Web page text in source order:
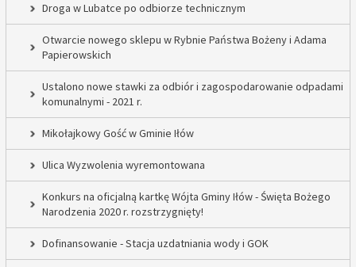
Droga w Lubatce po odbiorze technicznym
Otwarcie nowego sklepu w Rybnie Państwa Bożeny i Adama
Papierowskich
Ustalono nowe stawki za odbiór i zagospodarowanie odpadami
komunalnymi - 2021 r.
Mikołajkowy Gość w Gminie Iłów
Ulica Wyzwolenia wyremontowana
Konkurs na oficjalną kartkę Wójta Gminy Iłów - Święta Bożego
Narodzenia 2020 r. rozstrzygnięty!
Dofinansowanie - Stacja uzdatniania wody i GOK